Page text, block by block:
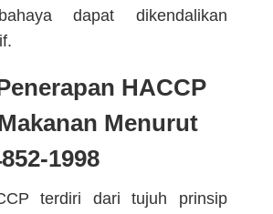
dapat dikendalikan
HACCP
Menurut
1998
terdiri dari tujuh prinsip